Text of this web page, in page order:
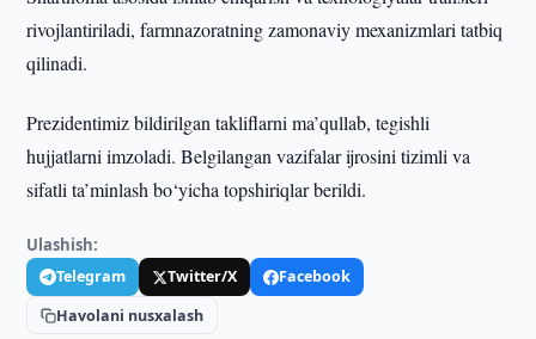
rivojlantiriladi, farmnazoratning zamonaviy mexanizmlari tatbiq
qilinadi.
Prezidentimiz bildirilgan takliflarni ma’qullab, tegishli
hujjatlarni imzoladi. Belgilangan vazifalar ijrosini tizimli va
sifatli ta’minlash bo‘yicha topshiriqlar berildi.
Ulashish:
Telegram Twitter/X
Facebook
Havolani nusxalash